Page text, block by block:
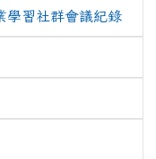
學習社群會議紀錄